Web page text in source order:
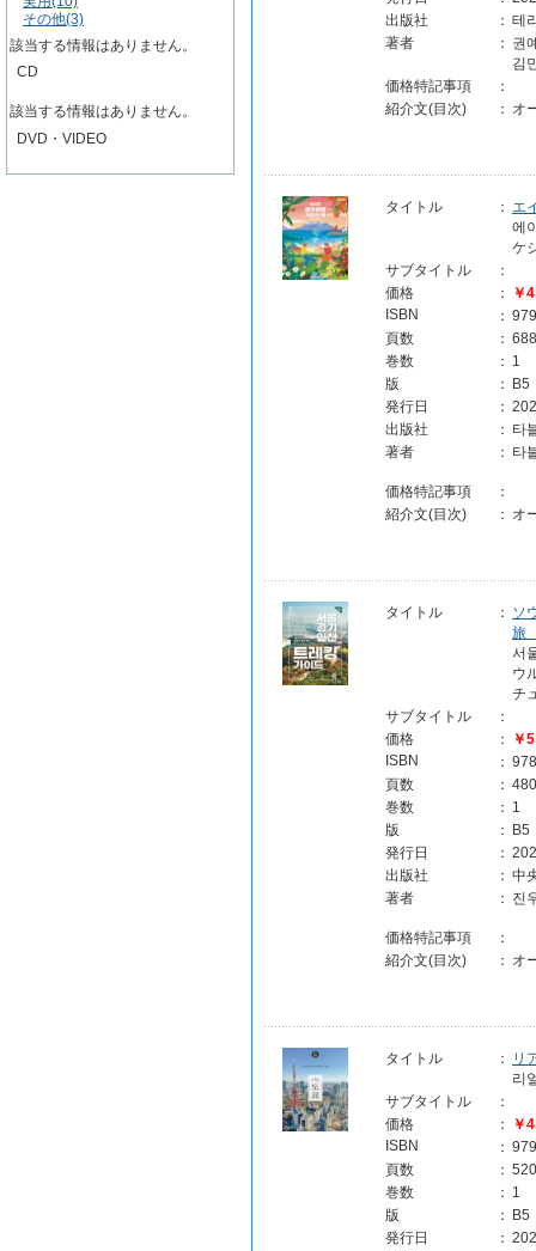
その他(3)
該当する情報はありません。
CD
該当する情報はありません。
DVD・VIDEO
出版社
： 테
著者
： 권
김
価格特記事項
：
紹介文(目次)
： オ
タイトル ： エ
에
ケ
サブタイトル
：
価格
：
￥
ISBN
：
頁数
： 688
巻数
： 1
版
：
B5
発行日
：
出版社
： 타
著者
： 타
価格特記事項
：
紹介文(目次)
： オ
タイトル ： ソ
旅
서
ウ
チ
サブタイトル
：
価格
：
￥
ISBN
：
頁数
： 480
巻数
： 1
版
：
B5
発行日
：
出版社
： 中
著者
： 진
価格特記事項
：
紹介文(目次)
： オ
タイトル ：
リ
리
サブタイトル
：
価格
：
￥
ISBN
：
頁数
： 520
巻数
： 1
版
：
B5
発行日
：